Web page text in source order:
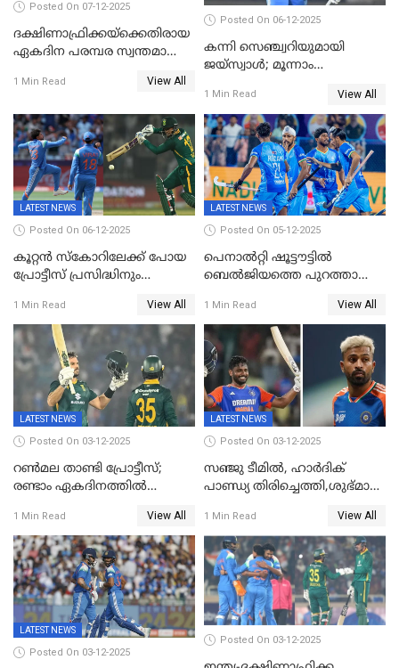
Posted On 07-12-2025
ദക്ഷിണാഫ്രിക്കയ്‌ക്കെതിരായ
ഏകദിന പരമ്പര സ്വന്തമാക്കി
1 Min Read View All
Posted On 06-12-2025
കന്നി സെഞ്ച്വറിയുമായി
ജയ്‌സ്വാൾ; മൂന്നാം
പ്രോട്ടീസിനെതിരെ ജയം,
പരമ്പര
1 Min Read View All
LATEST NEWS
Posted On 06-12-2025
കൂറ്റൻ സ്കോറിലേക്ക് പോയ
പ്രോട്ടീസ് പ്രസിദ്ധിനും
അടിതെറ്റി, ഇന്ത്യക്ക് 271
റണ്‍സ് വിജയലക്ഷ്യം
1 Min Read View All
LATEST NEWS
Posted On 05-12-2025
പെനാൽറ്റി ഷൂട്ടൗട്ടിൽ
ബെൽജിയത്തെ പുറത്താക്കി;
ലോകകപ്പിൽ ഇന്ത്യ
സെമിയിൽ
1 Min Read View All
LATEST NEWS
Posted On 03-12-2025
റണ്‍മല താണ്ടി പ്രോട്ടീസ്;
രണ്ടാം ഏകദിനത്തില്‍
ഒപ്പത്തിനൊപ്പം
1 Min Read View All
LATEST NEWS
Posted On 03-12-2025
സഞ്ജു ടീമില്‍, ഹാര്‍ദിക്
പാണ്ഡ്യ തിരിച്ചെത്തി,​ശുഭ്മാൻ
ഇല്ല;
ദക്ഷിണാഫ്രിക്കയ്‌ക്കെതിരായ
ടി20 പരമ്പരയ്ക്കുള്ള ഇന്ത്യന്‍
ടീമിനെ പ്രഖ്യാപിച്ചു
1 Min Read View All
LATEST NEWS
Posted On 03-12-2025
Posted On 03-12-2025